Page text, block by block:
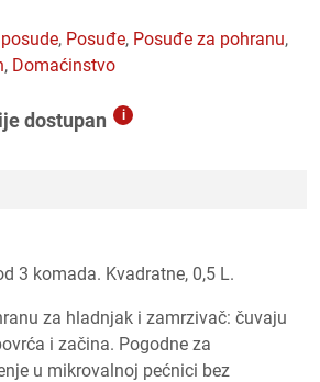
posude, posuđe, posuđe za pohranu,
,
domaćinstvo
dostupan i
3 komada. Kvadratne, 0,5 L.
za hladnjak i zamrzivač: čuvaju
i začina. Pogodne za
u mikrovalnoj pećnici bez